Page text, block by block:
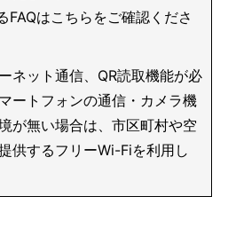
FAQはこちらをご確認くださ
ネット通信、QR読取機能が必
ートフォンの通信・カメラ機
が無い場合は、市区町村や空
供するフリーWi-Fiを利用し